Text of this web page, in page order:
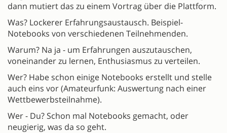
dann mutiert das zu einem Vortrag über die Plattform.
Was? Lockerer Erfahrungsaustausch. Beispiel-
Notebooks von verschiedenen Teilnehmenden.
Warum? Na ja - um Erfahrungen auszutauschen,
voneinander zu lernen, Enthusiasmus zu verteilen.
Wer? Habe schon einige Notebooks erstellt und stelle
auch eins vor (Amateurfunk: Auswertung nach einer
Wettbewerbsteilnahme).
Wer - Du? Schon mal Notebooks gemacht, oder
neugierig, was da so geht.